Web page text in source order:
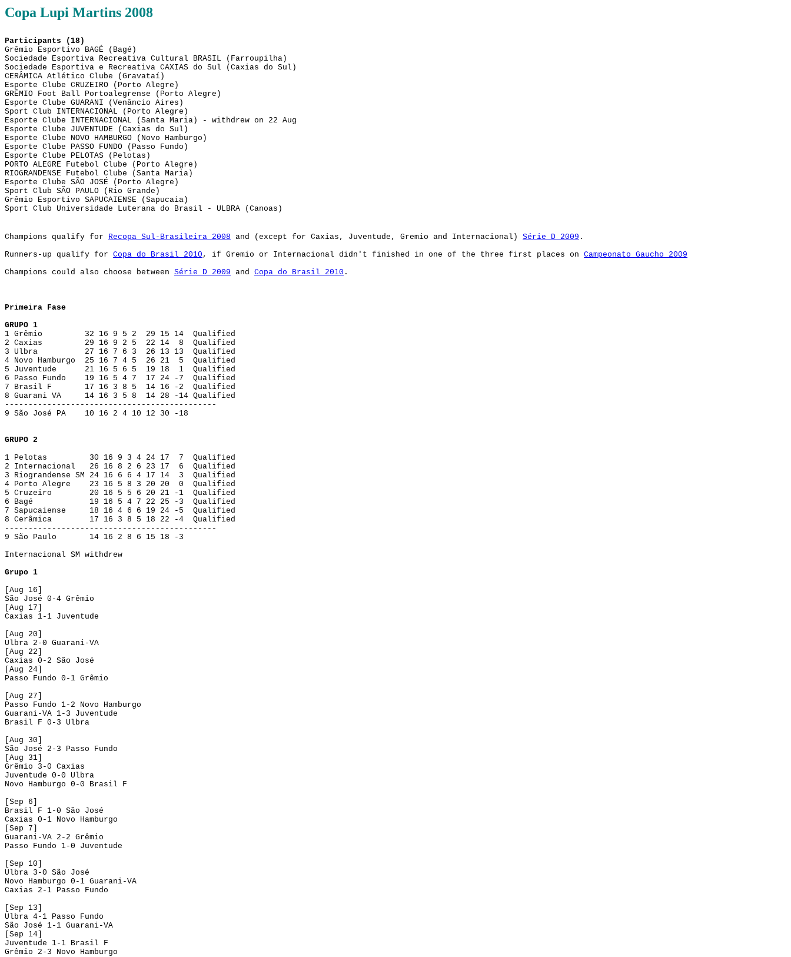
Copa Lupi Martins 2008
Participants (18)
Grêmio Esportivo BAGÉ (Bagé)
Sociedade Esportiva Recreativa Cultural BRASIL (Farroupilha)
Sociedade Esportiva e Recreativa CAXIAS do Sul (Caxias do Sul)
CERÂMICA Atlético Clube (Gravataí)
Esporte Clube CRUZEIRO (Porto Alegre)
GRÊMIO Foot Ball Portoalegrense (Porto Alegre)
Esporte Clube GUARANI (Venâncio Aires)
Sport Club INTERNACIONAL (Porto Alegre)
Esporte Clube INTERNACIONAL (Santa Maria) - withdrew on 22 Aug
Esporte Clube JUVENTUDE (Caxias do Sul)
Esporte Clube NOVO HAMBURGO (Novo Hamburgo)
Esporte Clube PASSO FUNDO (Passo Fundo)
Esporte Clube PELOTAS (Pelotas)
PORTO ALEGRE Futebol Clube (Porto Alegre)
RIOGRANDENSE Futebol Clube (Santa Maria)
Esporte Clube SÃO JOSÉ (Porto Alegre)
Sport Club SÃO PAULO (Rio Grande)
Grêmio Esportivo SAPUCAIENSE (Sapucaia)
Sport Club Universidade Luterana do Brasil - ULBRA (Canoas)
Champions qualify for Recopa Sul-Brasileira 2008 and (except for Caxias, Juventude, Gremio and Internacional) Série D 2009 .
Runners-up qualify for Copa do Brasil 2010 , if Gremio or Internacional didn't finished in one of the three first places on Campeonato Gaucho 2009
Champions could also choose between Série D 2009 and Copa do Brasil 2010 .
Primeira Fase
GRUPO 1
1 Grêmio 32 16 9 5 2 29 15 14 Qualified
2 Caxias 29 16 9 2 5 22 14 8 Qualified
3 Ulbra 27 16 7 6 3 26 13 13 Qualified
4 Novo Hamburgo 25 16 7 4 5 26 21 5 Qualified
5 Juventude 21 16 5 6 5 19 18 1 Qualified
6 Passo Fundo 19 16 5 4 7 17 24 -7 Qualified
7 Brasil F 17 16 3 8 5 14 16 -2 Qualified
8 Guarani VA 14 16 3 5 8 14 28 -14 Qualified
---------------------------------------------
9 São José PA 10 16 2 4 10 12 30 -18
GRUPO 2
1 Pelotas 30 16 9 3 4 24 17 7 Qualified
2 Internacional 26 16 8 2 6 23 17 6 Qualified
3 Riograndense SM 24 16 6 6 4 17 14 3 Qualified
4 Porto Alegre 23 16 5 8 3 20 20 0 Qualified
5 Cruzeiro 20 16 5 5 6 20 21 -1 Qualified
6 Bagé 19 16 5 4 7 22 25 -3 Qualified
7 Sapucaiense 18 16 4 6 6 19 24 -5 Qualified
8 Cerâmica 17 16 3 8 5 18 22 -4 Qualified
---------------------------------------------
9 São Paulo 14 16 2 8 6 15 18 -3
Internacional SM withdrew
Grupo 1
[Aug 16]
São José 0-4 Grêmio
[Aug 17]
Caxias 1-1 Juventude
[Aug 20]
Ulbra 2-0 Guarani-VA
[Aug 22]
Caxias 0-2 São José
[Aug 24]
Passo Fundo 0-1 Grêmio
[Aug 27]
Passo Fundo 1-2 Novo Hamburgo
Guarani-VA 1-3 Juventude
Brasil F 0-3 Ulbra
[Aug 30]
São José 2-3 Passo Fundo
[Aug 31]
Grêmio 3-0 Caxias
Juventude 0-0 Ulbra
Novo Hamburgo 0-0 Brasil F
[Sep 6]
Brasil F 1-0 São José
Caxias 0-1 Novo Hamburgo
[Sep 7]
Guarani-VA 2-2 Grêmio
Passo Fundo 1-0 Juventude
[Sep 10]
Ulbra 3-0 São José
Novo Hamburgo 0-1 Guarani-VA
Caxias 2-1 Passo Fundo
[Sep 13]
Ulbra 4-1 Passo Fundo
São José 1-1 Guarani-VA
[Sep 14]
Juventude 1-1 Brasil F
Grêmio 2-3 Novo Hamburgo